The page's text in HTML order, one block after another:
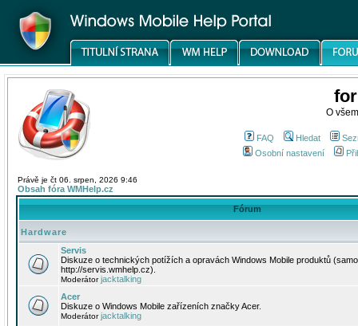
O
FAQ Hledat
Osobní nastavení
Právě je čt 06. srpen, 2026 9:46
Obsah fóra WMHelp.cz
Fórum
Hardware
Servis
Diskuze o technických potížích a opravách Windows Mobile produktů
http://servis.wmhelp.cz).
Moderátorjacktalking
Acer
Diskuze o Windows Mobile zařízeních značky Acer.
Moderátorjacktalking